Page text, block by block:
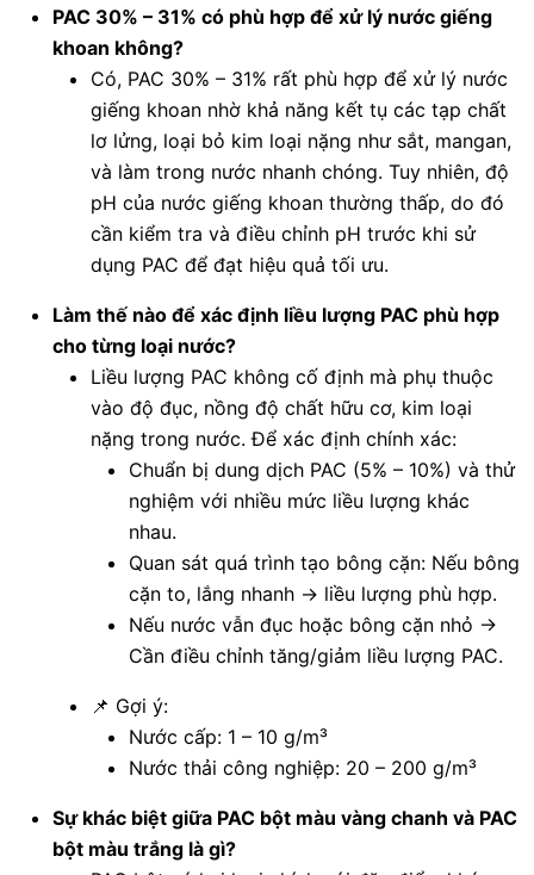
PAC 30% – 31% có phù hợp để xử lý nước giếng
khoan không?
Có, PAC 30% – 31% rất phù hợp để xử lý nước
giếng khoan nhờ khả năng kết tụ các tạp chất
lơ lửng, loại bỏ kim loại nặng như sắt, mangan,
và làm trong nước nhanh chóng. Tuy nhiên, độ
pH của nước giếng khoan thường thấp, do đó
cần kiểm tra và điều chỉnh pH trước khi sử
dụng PAC để đạt hiệu quả tối ưu.
Làm thế nào để xác định liều lượng PAC phù hợp
cho từng loại nước?
Liều lượng PAC không cố định mà phụ thuộc
vào độ đục, nồng độ chất hữu cơ, kim loại
nặng trong nước. Để xác định chính xác:
Chuẩn bị dung dịch PAC (5% – 10%) và thử
nghiệm với nhiều mức liều lượng khác
nhau.
Quan sát quá trình tạo bông cặn: Nếu bông
cặn to, lắng nhanh → liều lượng phù hợp.
Nếu nước vẫn đục hoặc bông cặn nhỏ →
Cần điều chỉnh tăng/giảm liều lượng PAC.
📌 Gợi ý:
Nước cấp: 1 – 10 g/m³
Nước thải công nghiệp: 20 – 200 g/m³
Sự khác biệt giữa PAC bột màu vàng chanh và PAC
bột màu trắng là gì?